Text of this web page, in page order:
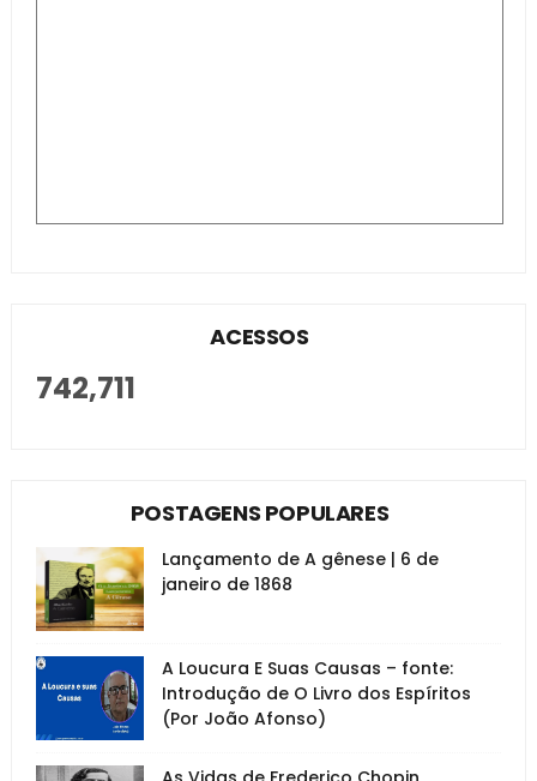
ACESSOS
742,711
POSTAGENS POPULARES
Lançamento de A gênese | 6 de
janeiro de 1868
A Loucura E Suas Causas – fonte:
Introdução de O Livro dos Espíritos
(Por João Afonso)